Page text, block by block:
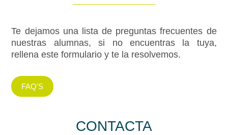
Te dejamos una lista de preguntas frecuentes de
nuestras alumnas, si no encuentras la tuya,
rellena este formulario y te la resolvemos.
FAQ'S
CONTACTA